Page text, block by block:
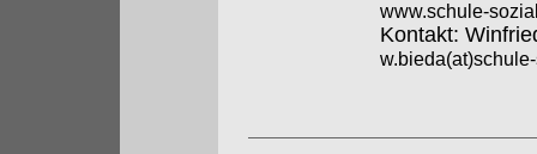
www.schule-
Kontakt: